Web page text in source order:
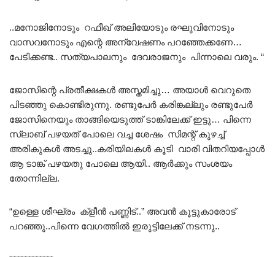
..മനോജിനോടും റഫീഖ് അലിയോടും രഘുവിനോടും
വാസവനോടും എന്റെ അന്വേഷണം പറഞ്ഞേക്കണേ…
പേടിക്കണ്ട.. സത്യപാലനും ദേവരാജനും പിന്നാലെ വരും. “
ജോസിന്റെ പ്രതീക്ഷകൾ അസ്തമിച്ചു… അയാൾ വെറുതെ
പിടഞ്ഞു കൊണ്ടിരുന്നു. രണ്ടുപേർ കരിങ്കല്ലും രണ്ടുപേർ
ജോസിനെയും താങ്ങിയെടുത്ത് ടാങ്കിലേക്ക് ഇട്ടു… പിന്നെ
സ്ലാബ് പഴയത് പോലെ വച്ച ശേഷം സിമന്റ് കുഴച്ച്
അരികുകൾ അടച്ചു..കരിയിലകൾ കൂടി വാരി വിതറിയപ്പോൾ
ആ ടാങ്ക് പഴയതു പോലെ ആയി.. ആർക്കും സംശയം
തോന്നില്ല.
“ഉള്ളെ ശീഘ്രം ക്ളീൻ പണ്ണിട്..” അവൻ കൂട്ടുകാരോട്
പറഞ്ഞു..പിന്നെ വേഗത്തിൽ ഇരുട്ടിലേക്ക് നടന്നു..